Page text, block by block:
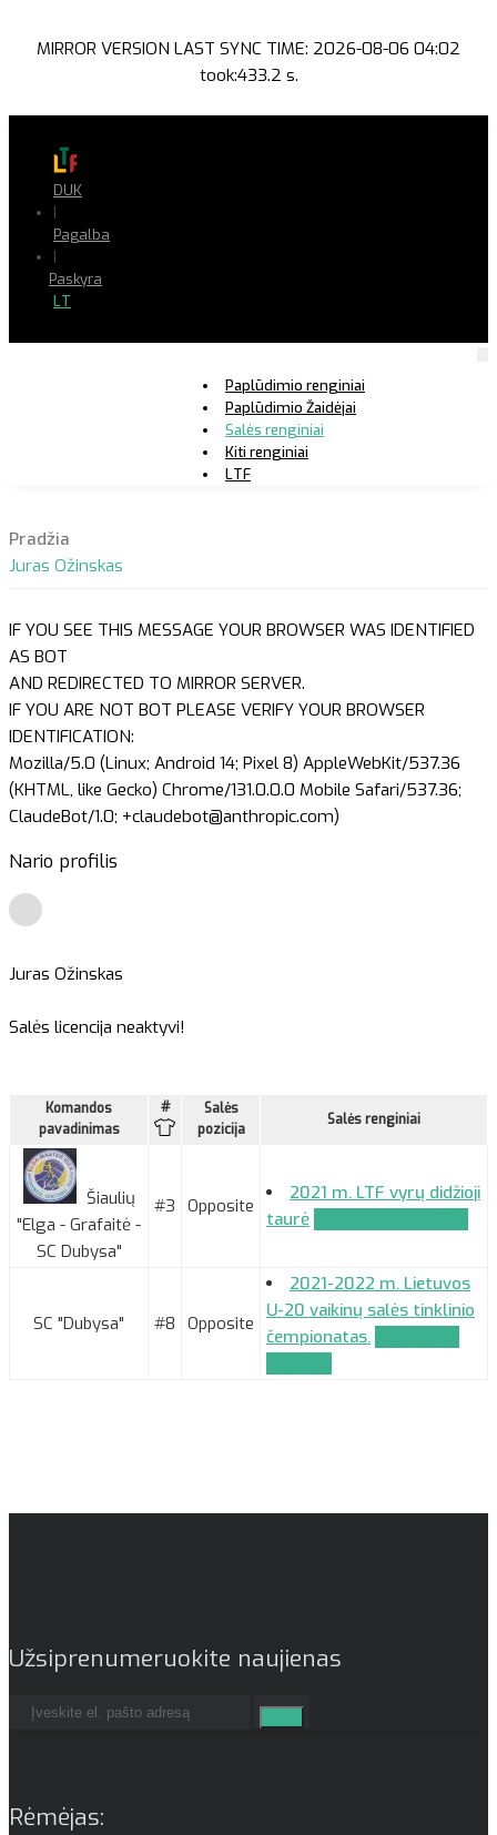
MIRROR VERSION LAST SYNC TIME: 2026-08-06 04:02
took:433.2 s.
DUK
|
Pagalba
|
Paskyra
LT
Paplūdimio renginiai
Paplūdimio Žaidėjai
Salės renginiai
Kiti renginiai
LTF
Pradžia
Juras Ožinskas
IF YOU SEE THIS MESSAGE YOUR BROWSER WAS IDENTIFIED
AS BOT
AND REDIRECTED TO MIRROR SERVER.
IF YOU ARE NOT BOT PLEASE VERIFY YOUR BROWSER
IDENTIFICATION:
Mozilla/5.0 (Linux; Android 14; Pixel 8) AppleWebKit/537.36
(KHTML, like Gecko) Chrome/131.0.0.0 Mobile Safari/537.36;
ClaudeBot/1.0; +claudebot@anthropic.com)
Nario profilis
Juras Ožinskas
Salės licencija neaktyvi!
Komandos
pavadinimas
#
Salės
pozicija
Salės renginiai
Šiaulių
"Elga - Grafaitė -
SC Dubysa"
#3 Opposite
2021 m. LTF vyrų didžioji
taurė
SC "Dubysa" #8 Opposite
2021-2022 m. Lietuvos
U-20 vaikinų salės tinklinio
čempionatas.
Užsiprenumeruokite naujienas
Rėmėjas: